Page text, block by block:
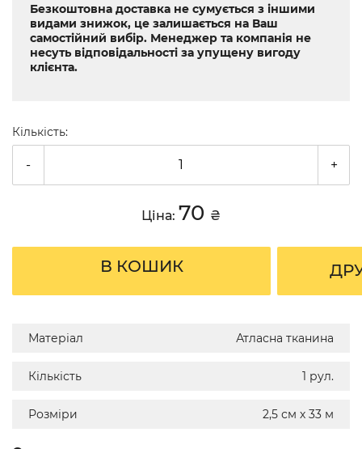
Безкоштовна доставка не сумується з іншими
видами знижок, це залишається на Ваш
самостійний вибір. Менеджер та компанія не
несуть відповідальності за упущену вигоду
клієнта.
Кількість:
- +
Ціна: 70 ₴
В КОШИК
Матеріал Атласна тканина
Кількість 1 рул.
Розміри 2,5 см х 33 м